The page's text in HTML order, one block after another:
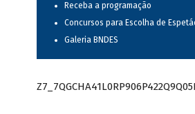
Receba a programação
Concursos para Escolha de
Galeria BNDES